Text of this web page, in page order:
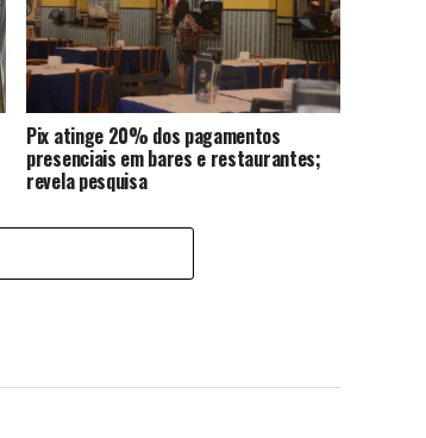
Pix atinge 20% dos pagamentos
presenciais em bares e restaurantes;
revela pesquisa